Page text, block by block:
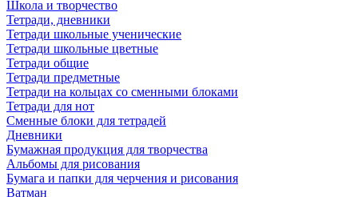
Школа и творчество
Тетради, дневники
Тетради школьные ученические
Тетради школьные цветные
Тетради общие
Тетради предметные
Тетради на кольцах со сменными блоками
Тетради для нот
Сменные блоки для тетрадей
Дневники
Бумажная продукция для творчества
Альбомы для рисования
Бумага и папки для черчения и рисования
Ватман